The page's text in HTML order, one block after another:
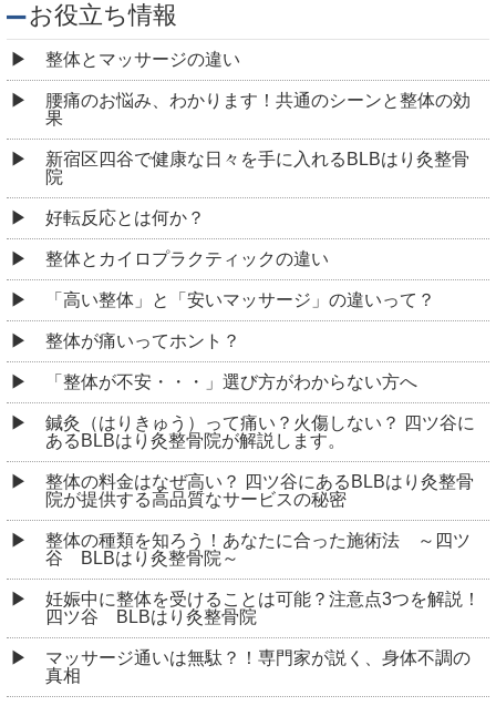
お役立ち情報
整体とマッサージの違い
腰痛のお悩み、わかります！共通のシーンと整体の効
果
新宿区四谷で健康な日々を手に入れるBLBはり灸整骨
院
好転反応とは何か？
整体とカイロプラクティックの違い
「高い整体」と「安いマッサージ」の違いって？
整体が痛いってホント？
「整体が不安・・・」選び方がわからない方へ
鍼灸（はりきゅう）って痛い？火傷しない？ 四ツ谷に
あるBLBはり灸整骨院が解説します。
整体の料金はなぜ高い？ 四ツ谷にあるBLBはり灸整骨
院が提供する高品質なサービスの秘密
整体の種類を知ろう！あなたに合った施術法 ～四ツ
谷 BLBはり灸整骨院～
妊娠中に整体を受けることは可能？注意点3つを解説！
四ツ谷 BLBはり灸整骨院
マッサージ通いは無駄？！専門家が説く、身体不調の
真相